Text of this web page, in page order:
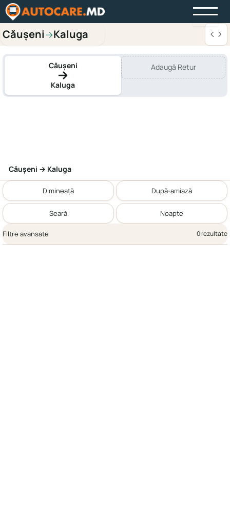
Căușeni→Kaluga
Căușeni
Kaluga
Adaugă Retur
Căușeni → Kaluga
Dimineață După-amiază
Seară Noapte
Filtre avansate 0 rezultate